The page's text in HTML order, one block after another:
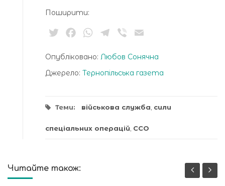
Поширити:
TwitterFacebookWhatsApp
Telegram
Viber
Опубліковано: Любов Сонячна
Джерело: Тернопільська газета
Теми: військова служба сили
спеціальних операцій ССО
Читайте також: